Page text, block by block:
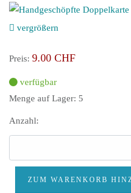
vergrößern
Preis: 9.00 CHF
verfügbar
Menge auf Lager: 5
Anzahl: